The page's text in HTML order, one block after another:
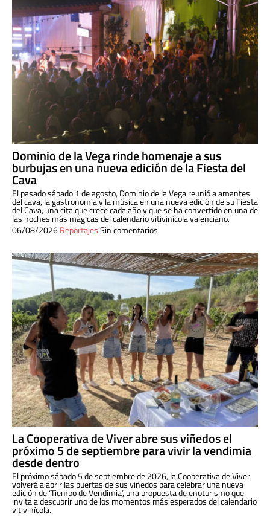
Dominio de la Vega rinde homenaje a sus
burbujas en una nueva edición de la Fiesta del
Cava
El pasado sábado 1 de agosto, Dominio de la Vega reunió a amantes
del cava, la gastronomía y la música en una nueva edición de su Fiesta
del Cava, una cita que crece cada año y que se ha convertido en una de
las noches más mágicas del calendario vitivinícola valenciano.
06/08/2026ReportajesSin comentarios
La Cooperativa de Viver abre sus viñedos el
próximo 5 de septiembre para vivir la vendimia
desde dentro
El próximo sábado 5 de septiembre de 2026, la Cooperativa de Viver
volverá a abrir las puertas de sus viñedos para celebrar una nueva
edición de ‘Tiempo de Vendimia’, una propuesta de enoturismo que
invita a descubrir uno de los momentos más esperados del calendario
vitivinícola.